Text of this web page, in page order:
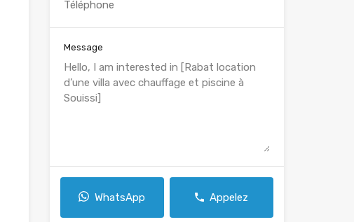
Message
WhatsApp Appelez